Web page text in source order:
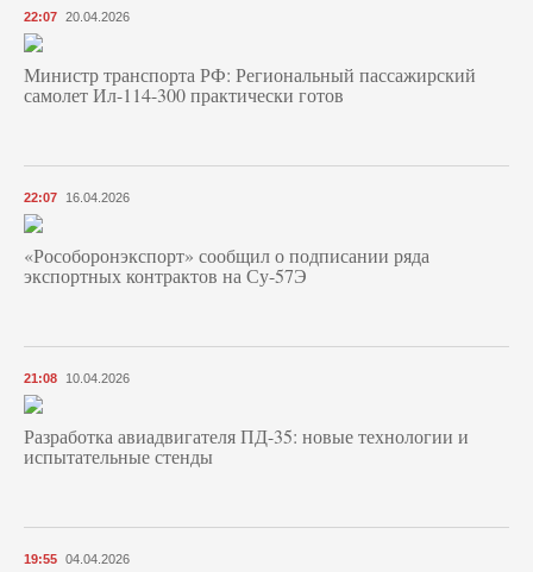
22:07 20.04.2026
Министр транспорта РФ: Региональный пассажирский
самолет Ил-114-300 практически готов
22:07 16.04.2026
«Рособоронэкспорт» сообщил о подписании ряда
экспортных контрактов на Су-57Э
21:08 10.04.2026
Разработка авиадвигателя ПД-35: новые технологии и
испытательные стенды
19:55 04.04.2026